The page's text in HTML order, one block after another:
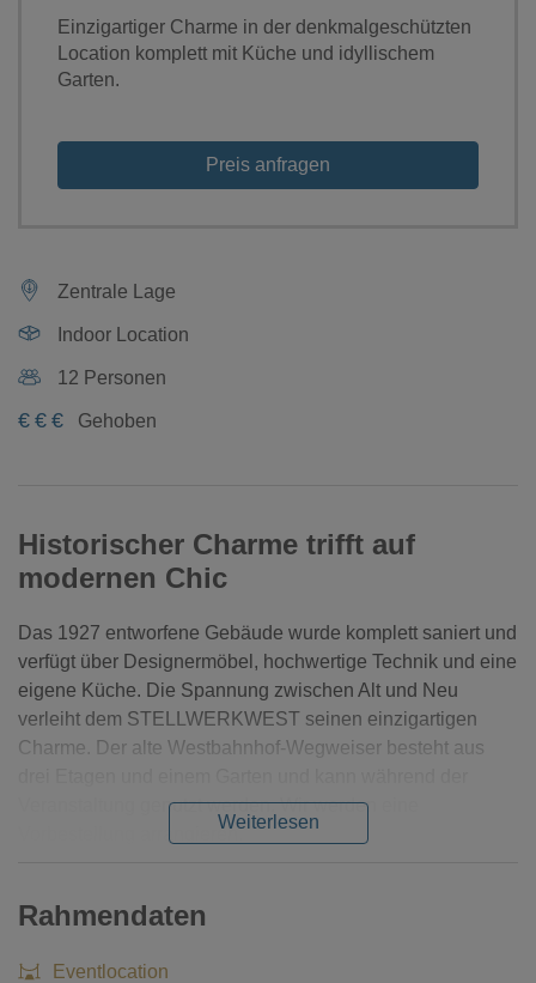
Einzigartiger Charme in der denkmalgeschützten
Location komplett mit Küche und idyllischem
Garten.
Preis anfragen
Zentrale Lage
Indoor Location
12 Personen
€ € € Gehoben
Historischer Charme trifft auf
modernen Chic
Das 1927 entworfene Gebäude wurde komplett saniert und
verfügt über Designermöbel, hochwertige Technik und eine
eigene Küche. Die Spannung zwischen Alt und Neu
verleiht dem STELLWERKWEST seinen einzigartigen
Charme. Der alte Westbahnhof-Wegweiser besteht aus
Veranstaltung genutzt werden. Wir werden eine
Vorbestellung arrangieren.
Weiterlesen
Rahmendaten
Eventlocation